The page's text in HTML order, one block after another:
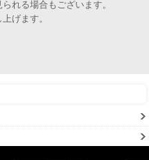
れる場合もございます。
げます。